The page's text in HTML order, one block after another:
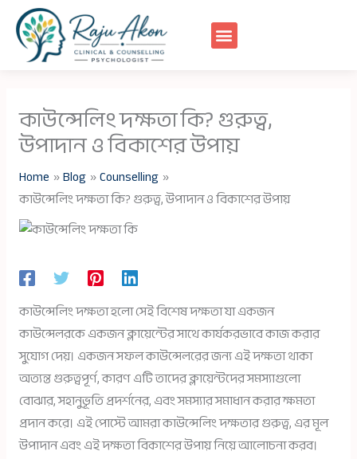
content
কাউন্সেলিং দক্ষতা কি? গুরুত্ব,
উপাদান ও বিকাশের উপায়
Home Blog
Counselling
কাউন্সেলিং দক্ষতা কি? গুরুত্ব, উপাদান ও বিকাশের উপায়
কাউন্সেলিং দক্ষতা হলো সেই বিশেষ দক্ষতা যা একজন
কাউন্সেলরকে একজন ক্লায়েন্টের সাথে কার্যকরভাবে কাজ করার
সুযোগ দেয়। একজন সফল কাউন্সেলরের জন্য এই দক্ষতা থাকা
অত্যন্ত গুরুত্বপূর্ণ, কারণ এটি তাদের ক্লায়েন্টদের সমস্যাগুলো
বোঝার, সহানুভূতি প্রদর্শনের, এবং সমস্যার সমাধান করার ক্ষমতা
প্রদান করে। এই পোস্টে আমরা কাউন্সেলিং দক্ষতার গুরুত্ব, এর মূল
উপাদান এবং এই দক্ষতা বিকাশের উপায় নিয়ে আলোচনা করব।